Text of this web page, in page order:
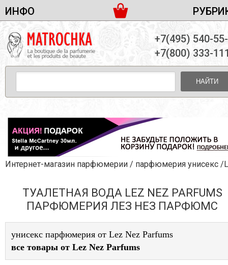
ИНФО
ДОСТАВКА И ОПЛАТА
ПАРТНЕРСТВО
КОНТАКТЫ
ЖЕНСКАЯ ПАРФЮМЕРИЯ
МУЖСКАЯ ПАРФЮМЕРИЯ
УНИСЕКС ПАРФЮМЕРИЯ
ЖЕНСКИЕ НАБОРЫ
МУЖСКИЕ НАБОРЫ
УНИСЕКС НАБОРЫ
УХОД ЗА ЛИЦОМ
УХОД ЗА ТЕЛОМ
ДЕКОРАТИВНАЯ КОСМЕТИКА
+7(495) 540-
+7(800) 333-
НАЙТИ
Интернет-магазин парфюмерии / парфюмерия унисекс /Lez
ТУАЛЕТНАЯ ВОДА LEZ NEZ PARFUMS
ПАРФЮМЕРИЯ ЛЕЗ НЕЗ ПАРФЮМС
унисекс парфюмерия от Lez Nez Parfums
все товары от Lez Nez Parfums